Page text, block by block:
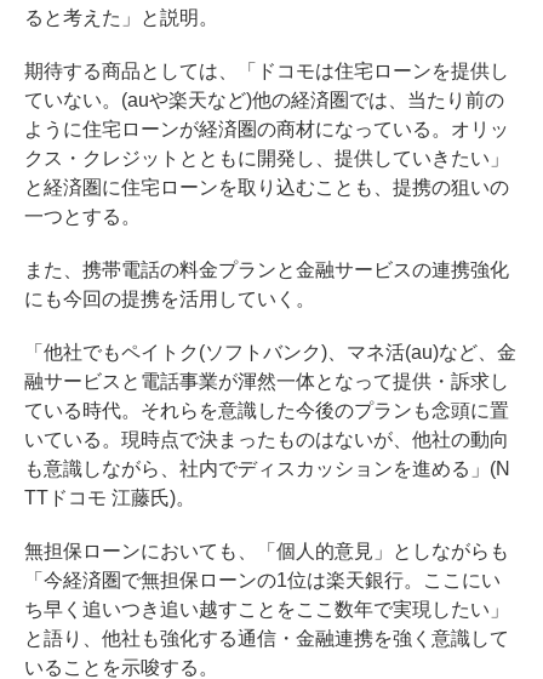
ると考えた」と説明。
期待する商品としては、「ドコモは住宅ローンを提供し
ていない。(auや楽天など)他の経済圏では、当たり前の
ように住宅ローンが経済圏の商材になっている。オリッ
クス・クレジットとともに開発し、提供していきたい」
と経済圏に住宅ローンを取り込むことも、提携の狙いの
一つとする。
また、携帯電話の料金プランと金融サービスの連携強化
にも今回の提携を活用していく。
「他社でもペイトク(ソフトバンク)、マネ活(au)など、金
融サービスと電話事業が渾然一体となって提供・訴求し
ている時代。それらを意識した今後のプランも念頭に置
いている。現時点で決まったものはないが、他社の動向
も意識しながら、社内でディスカッションを進める」(N
TTドコモ 江藤氏)。
無担保ローンにおいても、「個人的意見」としながらも
「今経済圏で無担保ローンの1位は楽天銀行。ここにい
ち早く追いつき追い越すことをここ数年で実現したい」
と語り、他社も強化する通信・金融連携を強く意識して
いることを示唆する。